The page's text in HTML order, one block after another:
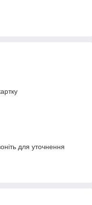
для уточнення